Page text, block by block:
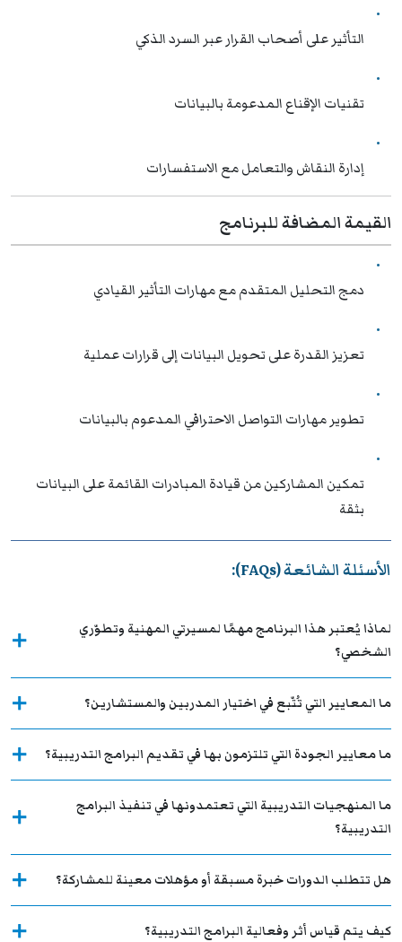
التأثير على أصحاب القرار عبر السرد الذكي
تقنيات الإقناع المدعومة بالبيانات
إدارة النقاش والتعامل مع الاستفسارات
القيمة المضافة للبرنامج
دمج التحليل المتقدم مع مهارات التأثير القيادي
تعزيز القدرة على تحويل البيانات إلى قرارات عملية
تطوير مهارات التواصل الاحترافي المدعوم بالبيانات
تمكين المشاركين من قيادة المبادرات القائمة على البيانات
بثقة
الأسئلة الشائعة (FAQs):
لماذا يُعتبر هذا البرنامج مهمًا لمسيرتي المهنية وتطوّري
الشخصي؟
ما المعايير التي تُتّبع في اختيار المدربين والمستشارين؟
ما معايير الجودة التي تلتزمون بها في تقديم البرامج التدريبية؟
ما المنهجيات التدريبية التي تعتمدونها في تنفيذ البرامج
التدريبية؟
هل تتطلب الدورات خبرة مسبقة أو مؤهلات معينة للمشاركة؟
كيف يتم قياس أثر وفعالية البرامج التدريبية؟